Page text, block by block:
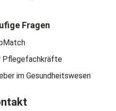
Fragen
Pflegefachkräfte
im Gesundheitswesen